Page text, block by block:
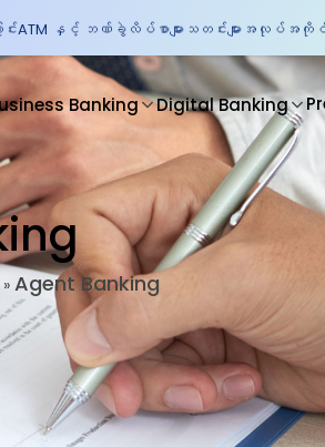
းATM နှင့် ဘဏ်ခွဲလိပ်စာများ သတင်းများ အလုပ်အကို
Banking Digital Banking
» Agent Banking